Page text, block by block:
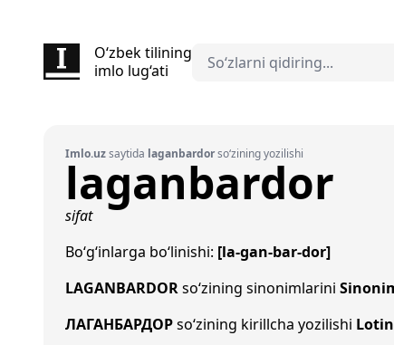
O‘zbek tilining
imlo lug‘ati
Imlo.uzsaytida laganbardorso‘zining yozilishi
laganbardor
sifat
Bo‘g‘inlarga bo‘linishi: [la-gan-bar-dor]
LAGANBARDORso‘zining sinonimlarini
ЛАГАНБАРДОРso‘zining kirillcha yozilishi